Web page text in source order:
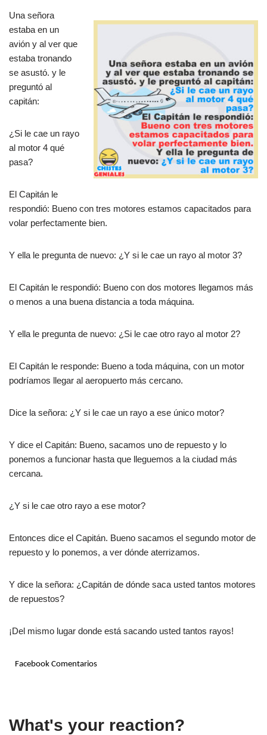
Una señora
estaba en un
avión y al ver que
estaba tronando
se asustó. y le
preguntó al
capitán:
¿Si le cae un rayo
al motor 4 qué
pasa?
El Capitán le
respondió: Bueno con tres motores estamos capacitados para
volar perfectamente bien.
Y ella le pregunta de nuevo: ¿Y si le cae un rayo al motor 3?
El Capitán le respondió: Bueno con dos motores llegamos más
o menos a una buena distancia a toda máquina.
Y ella le pregunta de nuevo: ¿Si le cae otro rayo al motor 2?
El Capitán le responde: Bueno a toda máquina, con un motor
podríamos llegar al aeropuerto más cercano.
Dice la señora: ¿Y si le cae un rayo a ese único motor?
Y dice el Capitán: Bueno, sacamos uno de repuesto y lo
ponemos a funcionar hasta que lleguemos a la ciudad más
cercana.
¿Y si le cae otro rayo a ese motor?
Entonces dice el Capitán. Bueno sacamos el segundo motor de
repuesto y lo ponemos, a ver dónde aterrizamos.
Y dice la señora: ¿Capitán de dónde saca usted tantos motores
de repuestos?
¡Del mismo lugar donde está sacando usted tantos rayos!
Facebook Comentarios
What's your reaction?